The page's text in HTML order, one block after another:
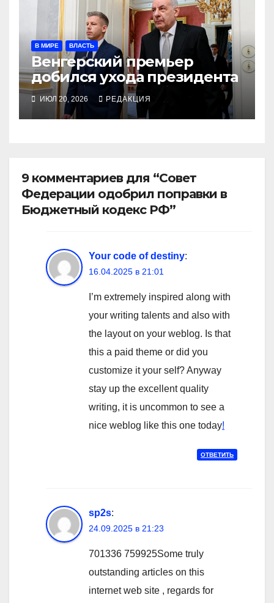
В МИРЕ ВЛАСТЬ
Венгерский премьер
добился ухода президента
ИЮЛ 20, 2026 РЕДАКЦИЯ
9 комментариев для “Совет
Федерации одобрил поправки в
Бюджетный кодекс РФ”
Your code of destiny:
16.04.2025 в 21:01
I’m extremely inspired along with
your writing talents and also with
the layout on your weblog. Is that
this a paid theme or did you
customize it your self? Anyway
stay up the excellent quality
writing, it is uncommon to see a
nice weblog like this one today!
ОТВЕТИТЬ
sp2s:
24.09.2025 в 21:23
701336 759925Some truly
outstanding articles on this
internet web site , regards for